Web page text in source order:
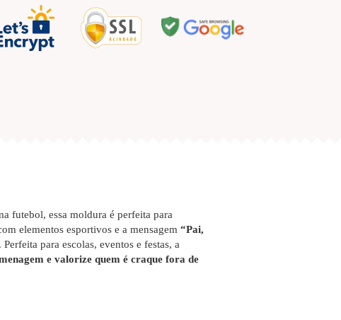
futebol, essa moldura é perfeita para
elementos esportivos e a mensagem “Pai,
para escolas, eventos e festas, a
e valorize quem é craque fora de